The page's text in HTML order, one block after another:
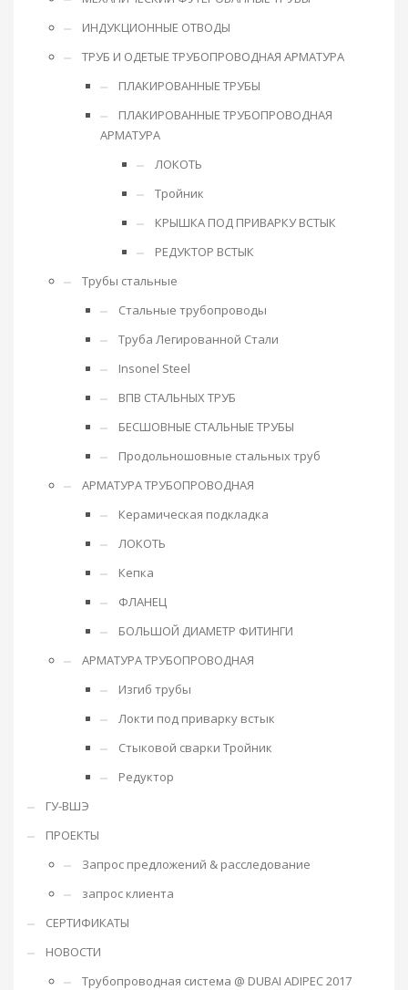
ИНДУКЦИОННЫЕ ОТВОДЫ
ТРУБ И ОДЕТЫЕ ТРУБОПРОВОДНАЯ АРМАТУРА
ПЛАКИРОВАННЫЕ ТРУБЫ
ПЛАКИРОВАННЫЕ ТРУБОПРОВОДНАЯ
АРМАТУРА
ЛОКОТЬ
Тройник
КРЫШКА ПОД ПРИВАРКУ ВСТЫК
РЕДУКТОР ВСТЫК
Трубы стальные
Стальные трубопроводы
Труба Легированной Стали
Insonel Steel
ВПВ СТАЛЬНЫХ ТРУБ
БЕСШОВНЫЕ СТАЛЬНЫЕ ТРУБЫ
Продольношовные стальных труб
АРМАТУРА ТРУБОПРОВОДНАЯ
Керамическая подкладка
ЛОКОТЬ
Кепка
ФЛАНЕЦ
БОЛЬШОЙ ДИАМЕТР ФИТИНГИ
АРМАТУРА ТРУБОПРОВОДНАЯ
Изгиб трубы
Локти под приварку встык
Стыковой сварки Тройник
Редуктор
ГУ-ВШЭ
ПРОЕКТЫ
Запрос предложений & расследование
запрос клиента
СЕРТИФИКАТЫ
НОВОСТИ
Трубопроводная система @ DUBAI ADIPEC 2017